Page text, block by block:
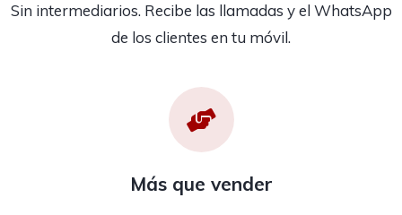
Sin intermediarios. Recibe las llamadas y el WhatsApp
de los clientes en tu móvil.
Más que vender